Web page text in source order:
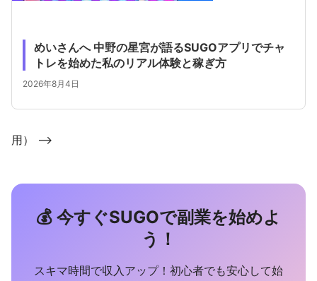
めいさんへ 中野の星宮が語るSUGOアプリでチャ
トレを始めた私のリアル体験と稼ぎ方
2026年8月4日
用） -->
💰 今すぐSUGOで副業を始めよ
う！
スキマ時間で収入アップ！初心者でも安心して始